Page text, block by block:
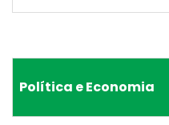
Política e Economia